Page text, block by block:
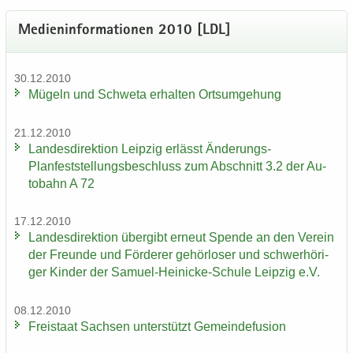
Me­di­en­in­for­ma­tio­nen 2010 [LDL]
30.12.2010
Mü­geln und Schwe­ta er­hal­ten Orts­um­ge­hung
21.12.2010
Lan­des­di­rek­ti­on Leip­zig er­lässt Änderungs-​
Planfeststellungsbeschluss zum Ab­schnitt 3.2 der Au­
to­bahn A 72
17.12.2010
Lan­des­di­rek­ti­on über­gibt er­neut Spen­de an den Ver­ein
der Freun­de und För­de­rer ge­hör­lo­ser und schwer­hö­ri­
ger Kin­der der Samuel-​Heinicke-Schule Leip­zig e.V.
08.12.2010
Frei­staat Sach­sen un­ter­stützt Ge­mein­de­fu­si­on